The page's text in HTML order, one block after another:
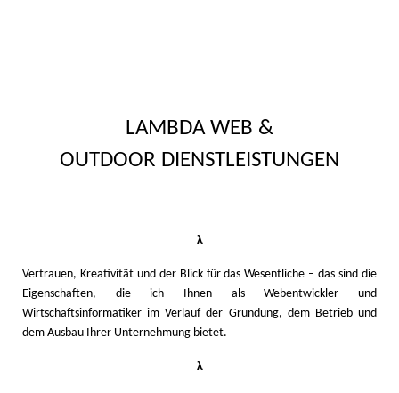
LAMBDA WEB &
OUTDOOR DIENSTLEISTUNGEN
λ
Vertrauen, Kreativität und der Blick für das Wesentliche – das sind die
Eigenschaften, die ich Ihnen als Webentwickler und
Wirtschaftsinformatiker im Verlauf der Gründung, dem Betrieb und
dem Ausbau Ihrer Unternehmung bietet.
λ